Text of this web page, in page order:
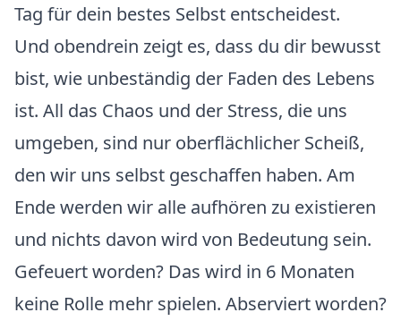
Tag für dein bestes Selbst entscheidest.
Und obendrein zeigt es, dass du dir bewusst
bist, wie unbeständig der Faden des Lebens
ist. All das Chaos und der Stress, die uns
umgeben, sind nur oberflächlicher Scheiß,
den wir uns selbst geschaffen haben. Am
Ende werden wir alle aufhören zu existieren
und nichts davon wird von Bedeutung sein.
Gefeuert worden? Das wird in 6 Monaten
keine Rolle mehr spielen. Abserviert worden?